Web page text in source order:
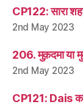
CP122: सारा
2nd May 2023
206. मुक़दमा या
2nd May 2023
CP121: Dais